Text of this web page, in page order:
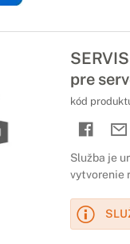
pre
kód
Služba je
vytvorenie